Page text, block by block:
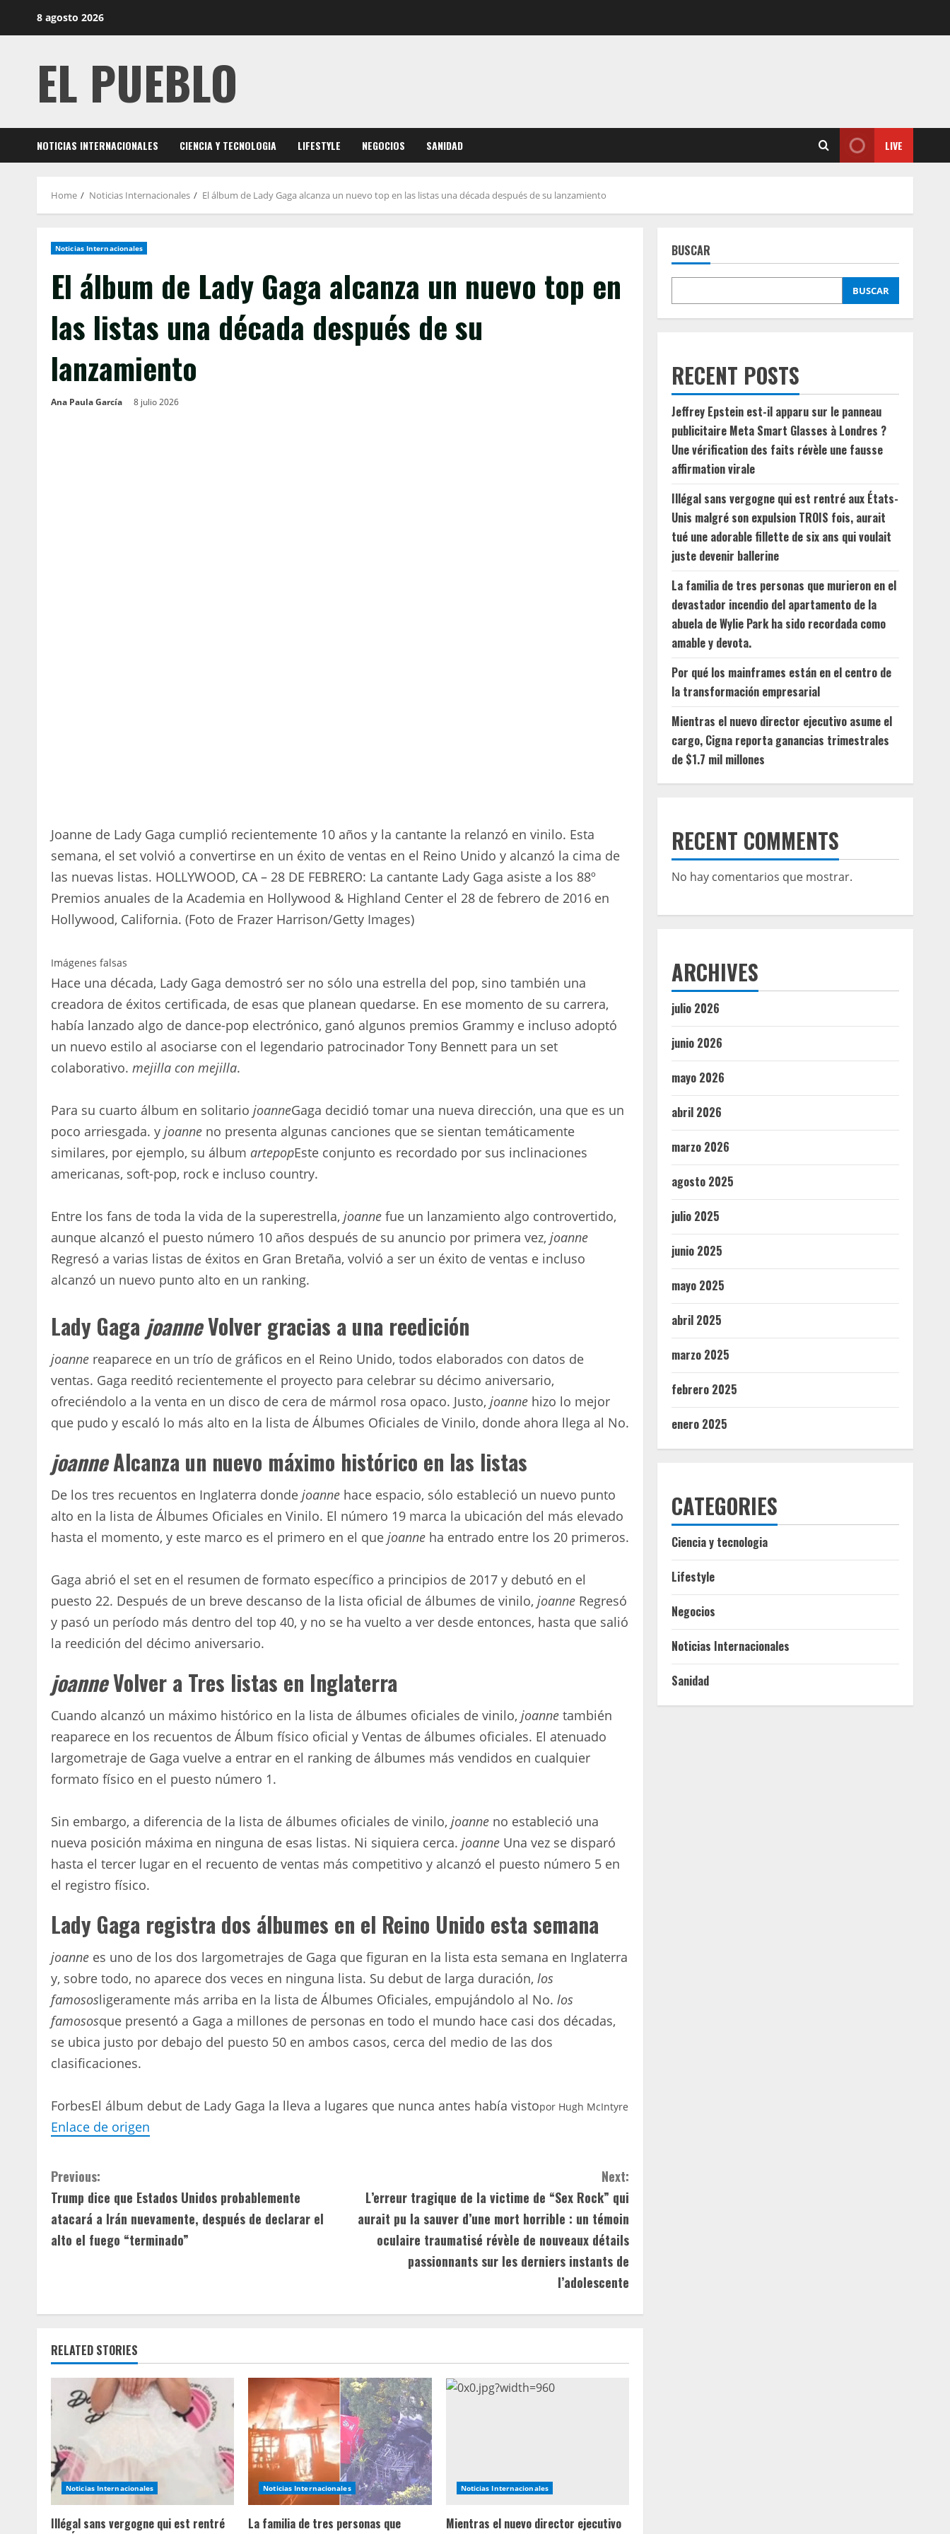
8 agosto 2026
EL PUEBLO
NOTICIAS INTERNACIONALES CIENCIA Y TECNOLOGIA LIFESTYLE NEGOCIOS SANIDAD LIVE
Home Noticias Internacionales El álbum de Lady Gaga alcanza un nuevo top en las listas una década después de su lanzamiento
Noticias Internacionales
El álbum de Lady Gaga alcanza un nuevo top en
las listas una década después de su
lanzamiento
Ana Paula García 8 julio 2026
Joanne de Lady Gaga cumplió recientemente 10 años y la cantante la relanzó en vinilo. Esta
semana, el set volvió a convertirse en un éxito de ventas en el Reino Unido y alcanzó la cima de
las nuevas listas. HOLLYWOOD, CA – 28 DE FEBRERO: La cantante Lady Gaga asiste a los 88º
Premios anuales de la Academia en Hollywood & Highland Center el 28 de febrero de 2016 en
Hollywood, California. (Foto de Frazer Harrison/Getty Images)
Imágenes falsas
Hace una década, Lady Gaga demostró ser no sólo una estrella del pop, sino también una
creadora de éxitos certificada, de esas que planean quedarse. En ese momento de su carrera,
había lanzado algo de dance-pop electrónico, ganó algunos premios Grammy e incluso adoptó
un nuevo estilo al asociarse con el legendario patrocinador Tony Bennett para un set
colaborativo. mejilla con mejilla.
Para su cuarto álbum en solitario joanneGaga decidió tomar una nueva dirección, una que es un
poco arriesgada. y joanne no presenta algunas canciones que se sientan temáticamente
similares, por ejemplo, su álbum artepopEste conjunto es recordado por sus inclinaciones
americanas, soft-pop, rock e incluso country.
Entre los fans de toda la vida de la superestrella, joanne fue un lanzamiento algo controvertido,
aunque alcanzó el puesto número 10 años después de su anuncio por primera vez, joanne
Regresó a varias listas de éxitos en Gran Bretaña, volvió a ser un éxito de ventas e incluso
alcanzó un nuevo punto alto en un ranking.
Lady Gaga joanneVolver gracias a una reedición
joanne reaparece en un trío de gráficos en el Reino Unido, todos elaborados con datos de
ventas. Gaga reeditó recientemente el proyecto para celebrar su décimo aniversario,
ofreciéndolo a la venta en un disco de cera de mármol rosa opaco. Justo, joanne hizo lo mejor
que pudo y escaló lo más alto en la lista de Álbumes Oficiales de Vinilo, donde ahora llega al No.
joanneAlcanza un nuevo máximo histórico en las listas
De los tres recuentos en Inglaterra donde joanne hace espacio, sólo estableció un nuevo punto
alto en la lista de Álbumes Oficiales en Vinilo. El número 19 marca la ubicación del más elevado
hasta el momento, y este marco es el primero en el que joanne ha entrado entre los 20 primeros.
Gaga abrió el set en el resumen de formato específico a principios de 2017 y debutó en el
puesto 22. Después de un breve descanso de la lista oficial de álbumes de vinilo, joanne Regresó
y pasó un período más dentro del top 40, y no se ha vuelto a ver desde entonces, hasta que salió
la reedición del décimo aniversario.
joanneVolver a Tres listas en Inglaterra
Cuando alcanzó un máximo histórico en la lista de álbumes oficiales de vinilo, joanne también
reaparece en los recuentos de Álbum físico oficial y Ventas de álbumes oficiales. El atenuado
largometraje de Gaga vuelve a entrar en el ranking de álbumes más vendidos en cualquier
formato físico en el puesto número 1.
Sin embargo, a diferencia de la lista de álbumes oficiales de vinilo, joanne no estableció una
nueva posición máxima en ninguna de esas listas. Ni siquiera cerca. joanne Una vez se disparó
hasta el tercer lugar en el recuento de ventas más competitivo y alcanzó el puesto número 5 en
el registro físico.
Lady Gaga registra dos álbumes en el Reino Unido esta semana
joanne es uno de los dos largometrajes de Gaga que figuran en la lista esta semana en Inglaterra
y, sobre todo, no aparece dos veces en ninguna lista. Su debut de larga duración, los
famososligeramente más arriba en la lista de Álbumes Oficiales, empujándolo al No. los
famososque presentó a Gaga a millones de personas en todo el mundo hace casi dos décadas,
se ubica justo por debajo del puesto 50 en ambos casos, cerca del medio de las dos
clasificaciones.
ForbesEl álbum debut de Lady Gaga la lleva a lugares que nunca antes había vistopor Hugh McIntyre
Enlace de origen
C
o
n
u
e
R
e
a
d
Previous:
Trump dice que Estados Unidos probablemente
atacará a Irán nuevamente, después de declarar el
alto el fuego “terminado”
Next:
L’erreur tragique de la victime de “Sex Rock” qui
aurait pu la sauver d’une mort horrible : un témoin
oculaire traumatisé révèle de nouveaux détails
passionnants sur les derniers instants de
l’adolescente
RELATED STORIES
Noticias Internacionales
Illégal sans vergogne qui est rentré
Noticias Internacionales
La familia de tres personas que
Noticias Internacionales
Mientras el nuevo director ejecutivo
BUSCAR
BUSCAR
RECENT POSTS
Jeffrey Epstein est-il apparu sur le panneau
publicitaire Meta Smart Glasses à Londres ?
Une vérification des faits révèle une fausse
affirmation virale
Illégal sans vergogne qui est rentré aux États-
Unis malgré son expulsion TROIS fois, aurait
tué une adorable fillette de six ans qui voulait
juste devenir ballerine
La familia de tres personas que murieron en el
devastador incendio del apartamento de la
abuela de Wylie Park ha sido recordada como
amable y devota.
Por qué los mainframes están en el centro de
la transformación empresarial
Mientras el nuevo director ejecutivo asume el
cargo, Cigna reporta ganancias trimestrales
de $1.7 mil millones
RECENT COMMENTS
No hay comentarios que mostrar.
ARCHIVES
julio 2026
junio 2026
mayo 2026
abril 2026
marzo 2026
agosto 2025
julio 2025
junio 2025
mayo 2025
abril 2025
marzo 2025
febrero 2025
enero 2025
CATEGORIES
Ciencia y tecnologia
Lifestyle
Negocios
Noticias Internacionales
Sanidad